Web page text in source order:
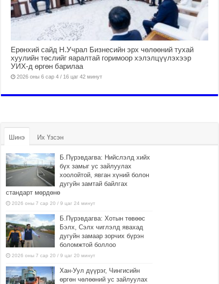
Ерөнхий сайд Н.Учрал Бизнесийн эрх чөлөөний тухай
хуулийн төслийг яаралтай горимоор хэлэлцүүлэхээр
УИХ-д өргөн барилаа
2026 оны 6 сар 4 / 16 цаг 42 минут
Шинэ Их Үзсэн
Б.Пүрэвдагва: Нийслэлд хийх
бүх замыг ус зайлуулах
хоолойтой, явган хүний болон
дугуйн замтай байлгах
стандарт мөрдөнө
2026 оны 7 сар 20 / 9 цаг 24 минут
Б.Пүрэвдагва: Хотын төвөөс
Бэлх, Сэлх чиглэлд явахад
дугуйн замаар зорчих бүрэн
боломжтой боллоо
2026 оны 7 сар 20 / 9 цаг 20 минут
Хан-Уул дүүрэг, Чингисийн
өргөн чөлөөний ус зайлуулах